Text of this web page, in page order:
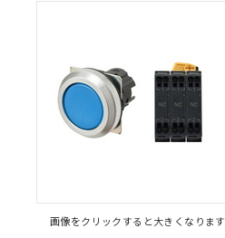
画像をクリックすると大きくなります